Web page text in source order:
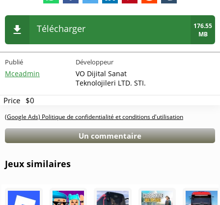
Télécharger
176.55
MB
Publié
Mceadmin
Développeur
VO Dijital Sanat
Teknolojileri LTD. STI.
Price $0
(Google Ads) Politique de confidentialité et conditions d'utilisation
Un commentaire
Jeux similaires